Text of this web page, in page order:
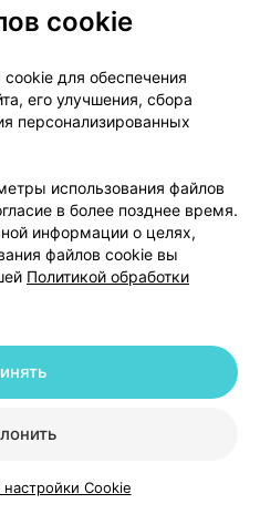
ИзбранноеПрофиль
Новости проекта
Медицинский маркетинг
Доставка
Вакансии
Партнеры
103.by
поддержку
настройки Cookie
| 220012, Республика Беларусь,
cookie
для обеспечения
его улучшения, сбора
персонализированных
использования файлов
в более позднее время.
информации о целях,
файлов cookie вы
Политикой обработки
Cookie